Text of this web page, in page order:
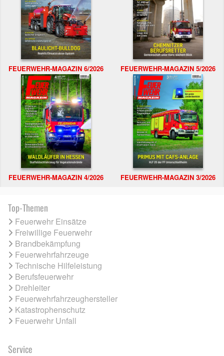
FEUERWEHR-MAGAZIN 6/2026 FEUERWEHR-MAGAZIN 5/2026
FEUERWEHR-MAGAZIN 4/2026 FEUERWEHR-MAGAZIN 3/2026
Top-Themen
Feuerwehr Einsätze
Freiwillige Feuerwehr
Brandbekämpfung
Feuerwehrfahrzeuge
Technische Hilfeleistung
Berufsfeuerwehr
Drehleiter
Feuerwehrfahrzeughersteller
Katastrophenschutz
Feuerwehr Unfall
Service